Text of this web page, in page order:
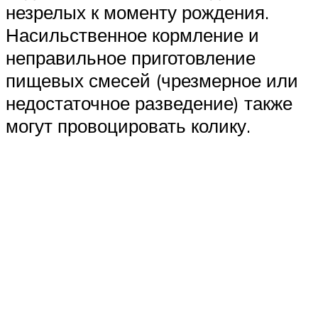
незрелых к моменту рождения.
Насильственное кормление и
неправильное приготовление
пищевых смесей (чрезмерное или
недостаточное разведение) также
могут провоцировать колику.